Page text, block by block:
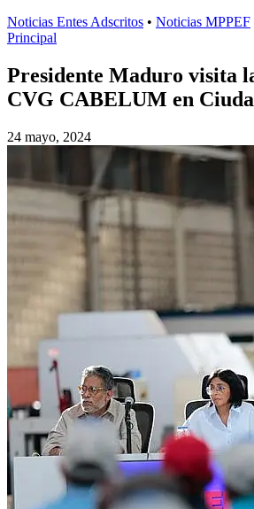
Noticias Entes Adscritos • Noticias MPPEF
Principal
Presidente Maduro visita
CVG CABELUM en
24 mayo, 2024